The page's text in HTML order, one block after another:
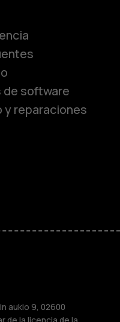
software
reparaciones
aukio 9, 02600